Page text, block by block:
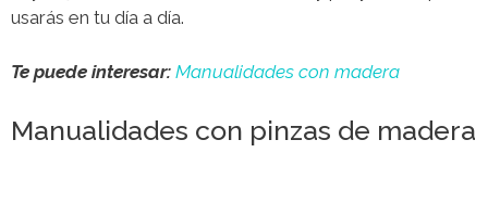
usarás en tu día a día.
Te puede interesar: Manualidades con madera
Manualidades con pinzas de madera